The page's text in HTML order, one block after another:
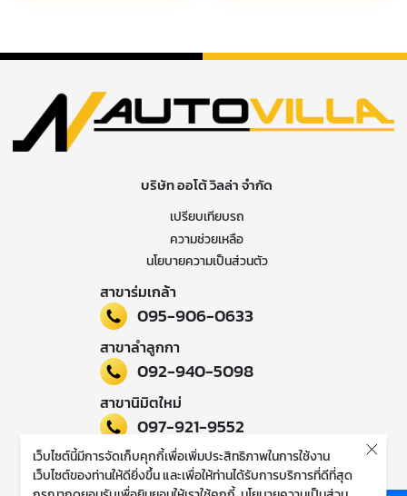
บริษัท ออโต้ วิลล่า จำกัด
เปรียบเทียบรถ
ความช่วยเหลือ
นโยบายความเป็นส่วนตัว
สาขาร่มเกล้า
095-906-0633
สาขาลำลูกกา
092-940-5098
สาขานิมิตใหม่
097-921-9552
ติดตามข่าวสารของเรา
เว็บไซต์นี้มีการจัดเก็บคุกกี้เพื่อเพิ่มประสิทธิภาพในการใช้งาน
เว็บไซต์ของท่านให้ดียิ่งขึ้น และเพื่อให้ท่านได้รับการบริการที่ดีที่สุด